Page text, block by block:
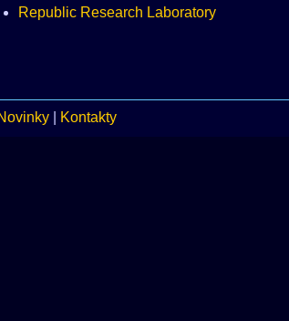
Republic Research Laboratory
Kontakty